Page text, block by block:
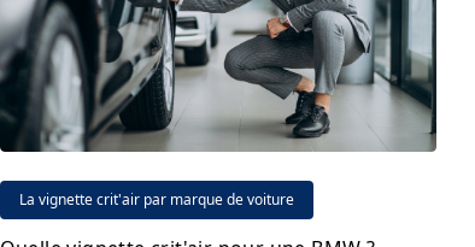
La vignette crit'air par marque de voiture